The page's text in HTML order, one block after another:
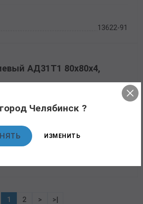
13622-91
АД31Т1 80х80х4,
1 2 > >|
Челябинск ?
ИЗМЕНИТЬ